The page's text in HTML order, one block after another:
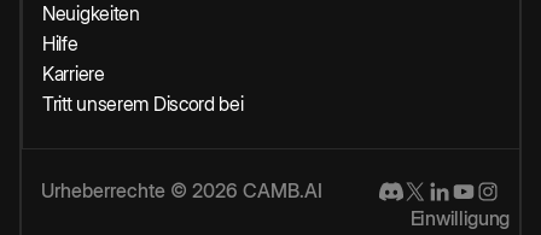
Neuigkeiten
Hilfe
Karriere
Tritt unserem Discord bei
Urheberrechte © 2026 CAMB.AI
Einwilligung